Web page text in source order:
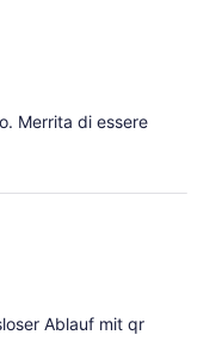
Merrita di essere
Ablauf mit qr